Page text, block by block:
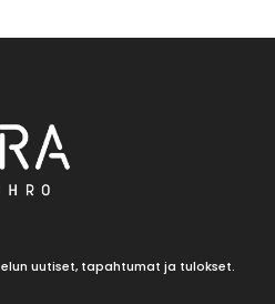
uutiset, tapahtumat ja tulokset.